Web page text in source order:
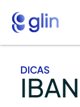
DICAS